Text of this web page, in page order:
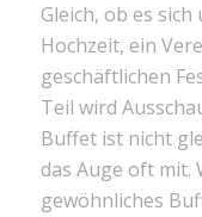
Gleich, ob es
Hochzeit, ein
geschäftlichen
Teil wird
Buffet ist nicht
das Auge oft mit.
gewöhnliches